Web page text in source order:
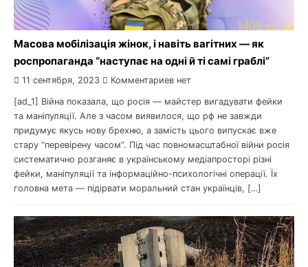
Масова мобілізація жінок, і навіть вагітних — як
роспропаганда “наступає на одні й ті самі граблі”
11 сентября, 2023 Комментариев нет
[ad_1] Війна показала, що росія — майстер вигадувати фейки
та маніпуляції. Але з часом виявилося, що рф не завжди
придумує якусь нову брехню, а замість цього випускає вже
стару “перевірену часом”. Під час повномасштабної війни росія
систематично розганяє в українському медіапросторі різні
фейки, маніпуляції та інформаційно-психологічні операції. Їх
головна мета — підірвати моральний стан українців, […]